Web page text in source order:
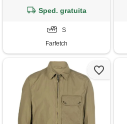
Sped. gratuita
S
Farfetch